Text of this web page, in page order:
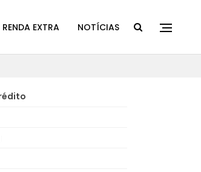
RENDA EXTRA NOTÍCIAS